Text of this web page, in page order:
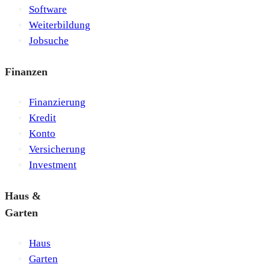
Software
Weiterbildung
Jobsuche
Finanzen
Finanzierung
Kredit
Konto
Versicherung
Investment
Haus &
Garten
Haus
Garten